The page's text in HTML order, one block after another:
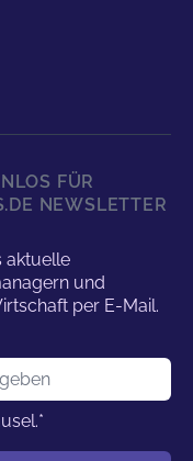
FÜR
NEWSLETTER
aktuelle
und
per E-Mail.
*